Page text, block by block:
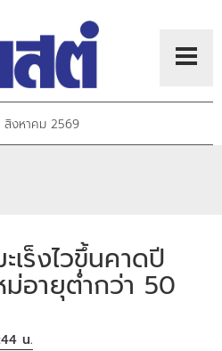
สิงหาคม 2569
เร็งไวขึ้นคาดปี
อายุต่ำกว่า 50
น.